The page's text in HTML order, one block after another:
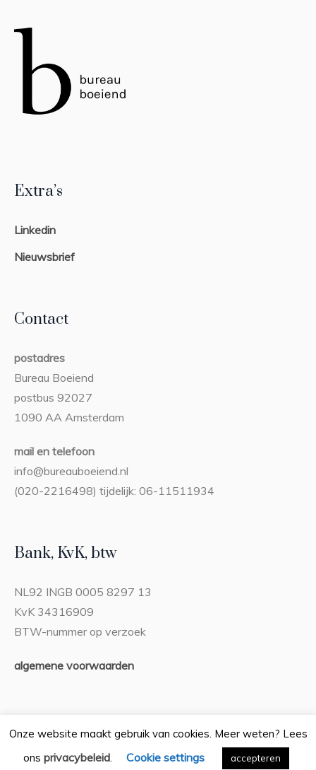
Extra’s
Linkedin
Nieuwsbrief
Contact
postadres
Bureau Boeiend
postbus 92027
1090 AA Amsterdam
mail en telefoon
info@bureauboeiend.nl
(020-2216498) tijdelijk: 06-11511934
Bank, KvK, btw
NL92 INGB 0005 8297 13
KvK 34316909
BTW-nummer op verzoek
algemene voorwaarden
Privacybeleid/ Bureau Boeiend © 2026 / Alle rechten
Onze website maakt gebruik van cookies. Meer weten? Lees
ons privacybeleid. Cookie settings accepteren